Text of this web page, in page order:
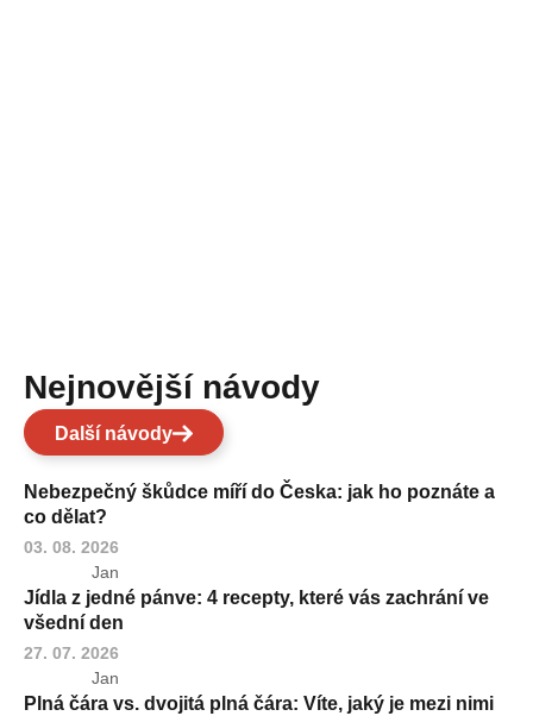
Nejnovější návody
Další návody
Nebezpečný škůdce míří do Česka: jak ho poznáte a
co dělat?
03. 08. 2026
Jan
Jídla z jedné pánve: 4 recepty, které vás zachrání ve
všední den
27. 07. 2026
Jan
Plná čára vs. dvojitá plná čára: Víte, jaký je mezi nimi